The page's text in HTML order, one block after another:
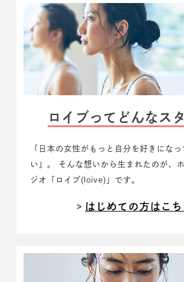
ロイブってどんなス
「日本の女性がもっと自分を好きにな
い」。
そんな想いから生まれたのが、
ジオ「ロイブ(loive)」です。
はじめての方はこち